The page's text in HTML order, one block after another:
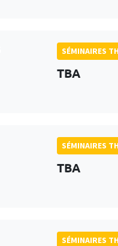
SÉMINAIRES
TBA
SÉMINAIRES
TBA
SÉMINAIRES